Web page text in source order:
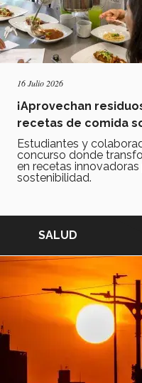
16 Julio 2026
¡Aprovechan
recetas de comida
Estudiantes y
concurso donde
en recetas
sostenibilidad.
SALUD